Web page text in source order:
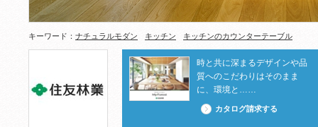
キーワード： ナチュラルモダン キッチン キッチンのカウンターテーブル
時と共に深まるデザインや品
質へのこだわりはそのまま
に、環境と……
カタログ請求する